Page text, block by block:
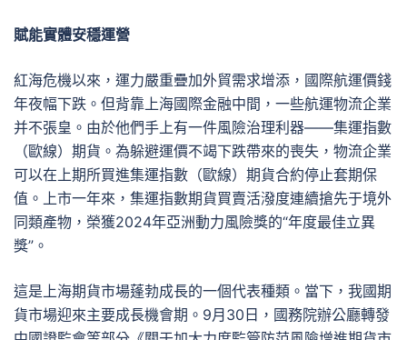
賦能實體安穩運營
紅海危機以來，運力嚴重疊加外貿需求增添，國際航運價錢
年夜幅下跌。但背靠上海國際金融中間，一些航運物流企業
并不張皇。由於他們手上有一件風險治理利器——集運指數
（歐線）期貨。為躲避運價不竭下跌帶來的喪失，物流企業
可以在上期所買進集運指數（歐線）期貨合約停止套期保
值。上市一年來，集運指數期貨買賣活潑度連續搶先于境外
同類產物，榮獲2024年亞洲動力風險獎的“年度最佳立異
獎”。
這是上海期貨市場蓬勃成長的一個代表種類。當下，我國期
貨市場迎來主要成長機會期。9月30日，國務院辦公廳轉發